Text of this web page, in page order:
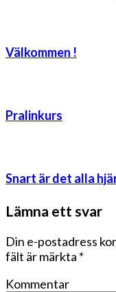
Välkommen !
Pralinkurs
Snart är det alla
Lämna ett svar
Din e-postadress
fält är märkta *
Kommentar